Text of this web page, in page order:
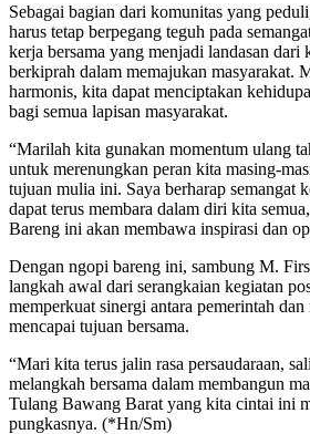
Sebagai bagian dari komunitas yang
harus tetap berpegang teguh pada
kerja bersama yang menjadi landasan dari
berkiprah dalam memajukan masyarakat.
harmonis, kita dapat menciptakan
bagi semua lapisan masyarakat.
“Marilah kita gunakan momentum ulang
untuk merenungkan peran kita masing-
tujuan mulia ini. Saya berharap semangat
dapat terus membara dalam diri kita
Bareng ini akan membawa inspirasi dan
Dengan ngopi bareng ini, sambung M.
langkah awal dari serangkaian kegiatan
memperkuat sinergi antara pemerintah dan
mencapai tujuan bersama.
“Mari kita terus jalin rasa persaudaraan,
melangkah bersama dalam membangun
Tulang Bawang Barat yang kita cintai ini
pungkasnya. (*Hn/Sm)